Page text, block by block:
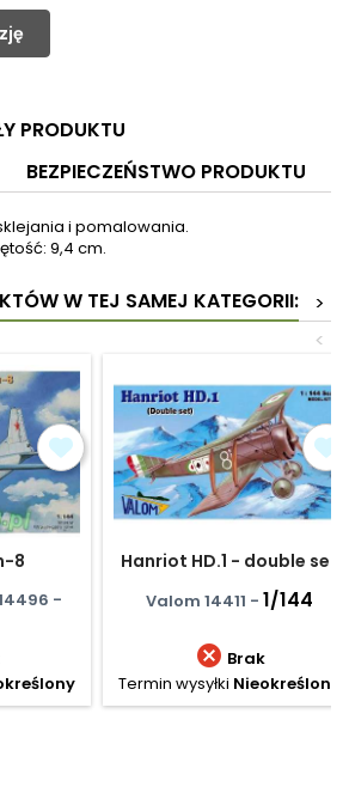
PRODUKTU
BEZPIECZEŃSTWO PRODUKTU
i pomalowania.
9,4 cm.
W TEJ SAMEJ KATEGORII:
>
<
8
-
Hanriot HD.1 - double set
Valom 14411 - 1/144
 Brak
Termin wysyłki Nieokreślony